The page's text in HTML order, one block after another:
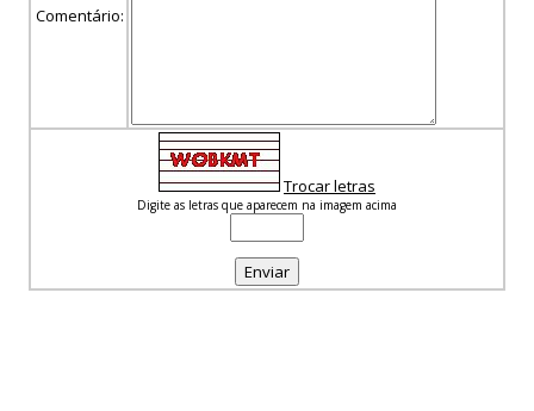
Comentário:
Trocar letras
Digite as letras que aparecem na imagem acima